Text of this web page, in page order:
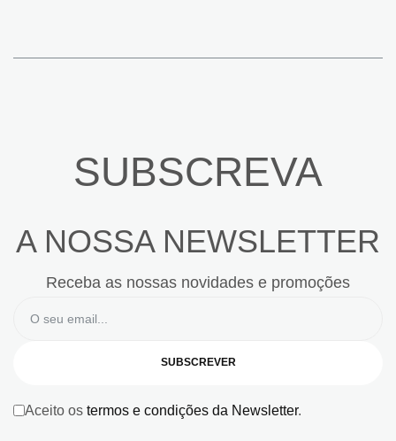
SUBSCREVA
A NOSSA NEWSLETTER
Receba as nossas novidades e promoções
SUBSCREVER
Aceito os termos e condições da Newsletter.